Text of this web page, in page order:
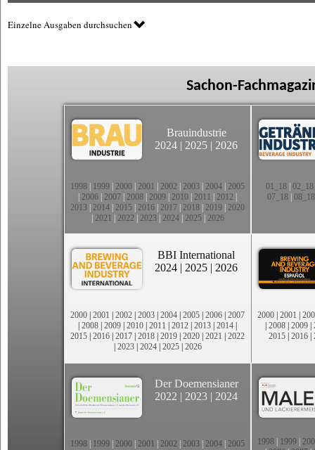
Einzelne Ausgaben durchsuchen
Sachon-
Brauindustrie
2024 | 2025 | 2026
1998 1999 2000 2001 2002 2003 2004 2005
2006 2007 2008 2009 2010 2011 2012
2013 2014 2015 2016 2017 2018 2019 2020
2021 2022 2023| 2024| 2025| 2026
01_18| 02_18
07_18 08_18
BBI International
2024 | 2025 | 2026
2000 | 2001 | 2002 | 2003 | 2004 | 2005 | 2006 | 2007
| 2008 | 2009 | 2010 | 2011 | 2012 | 2013 | 2014 |
2015 | 2016 | 2017 | 2018 | 2019 | 2020 | 2021 | 2022
| 2023| 2024| 2025| 2026
2000 | 2001 |
| 2008 | 2009 |
2015 | 2016 |
Der Doemensianer
2022 | 2023 | 2024
1998 1999 2000 2001 2002 2003 2004 2005
1998 1999